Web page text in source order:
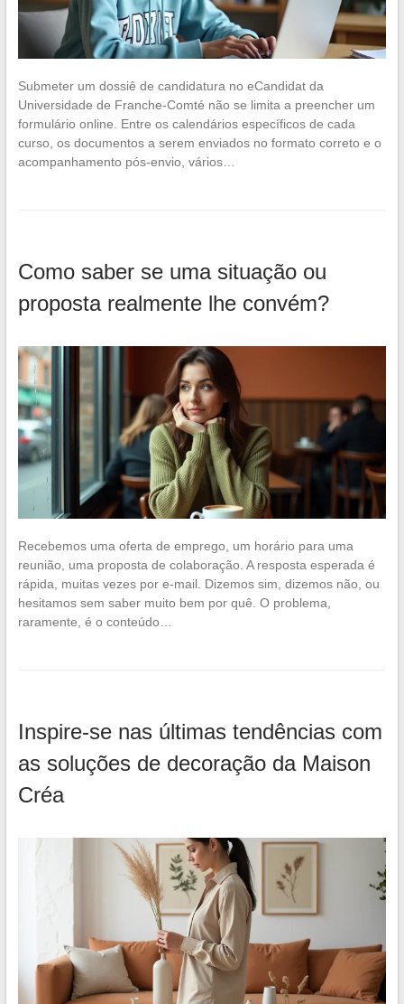
Submeter um dossiê de candidatura no eCandidat da
Universidade de Franche-Comté não se limita a preencher um
formulário online. Entre os calendários específicos de cada
curso, os documentos a serem enviados no formato correto e o
acompanhamento pós-envio, vários…
Como saber se uma situação ou
proposta realmente lhe convém?
Recebemos uma oferta de emprego, um horário para uma
reunião, uma proposta de colaboração. A resposta esperada é
rápida, muitas vezes por e-mail. Dizemos sim, dizemos não, ou
hesitamos sem saber muito bem por quê. O problema,
raramente, é o conteúdo…
Inspire-se nas últimas tendências com
as soluções de decoração da Maison
Créa